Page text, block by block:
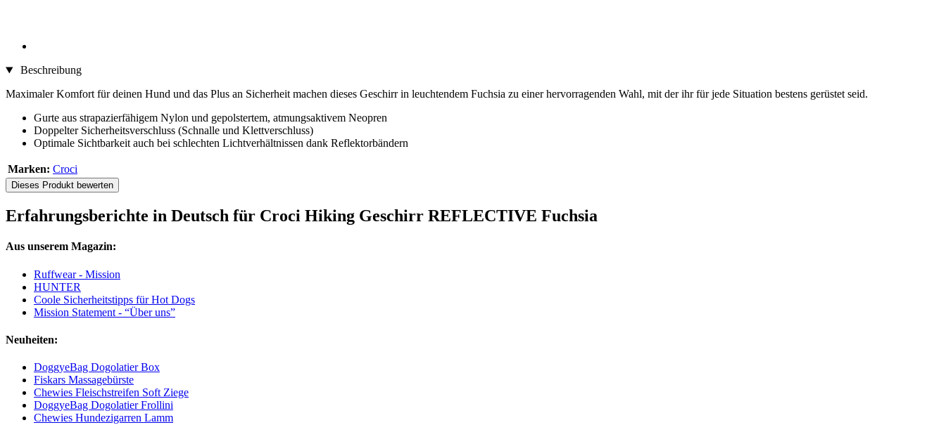
Beschreibung
Maximaler Komfort für deinen Hund und das Plus an Sicherheit machen dieses Geschirr in leuchtendem Fuchsia zu einer hervorragenden Wahl, mit der ihr für jede Situation bestens gerüstet seid.
Gurte aus strapazierfähigem Nylon und gepolstertem, atmungsaktivem Neopren
Doppelter Sicherheitsverschluss (Schnalle und Klettverschluss)
Optimale Sichtbarkeit auch bei schlechten Lichtverhältnissen dank Reflektorbändern
Marken: Croci
Dieses Produkt bewerten
Erfahrungsberichte in Deutsch für Croci Hiking Geschirr REFLECTIVE Fuchsia
Aus unserem Magazin:
Ruffwear - Mission
HUNTER
Coole Sicherheitstipps für Hot Dogs
Mission Statement - “Über uns”
Neuheiten:
DoggyeBag Dogolatier Box
Fiskars Massagebürste
Chewies Fleischstreifen Soft Ziege
DoggyeBag Dogolatier Frollini
Chewies Hundezigarren Lamm